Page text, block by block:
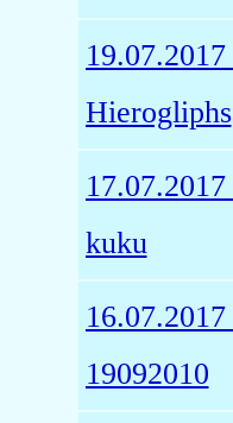
19.07.2017
Hierogliphs
17.07.2017
kuku
16.07.2017
19092010